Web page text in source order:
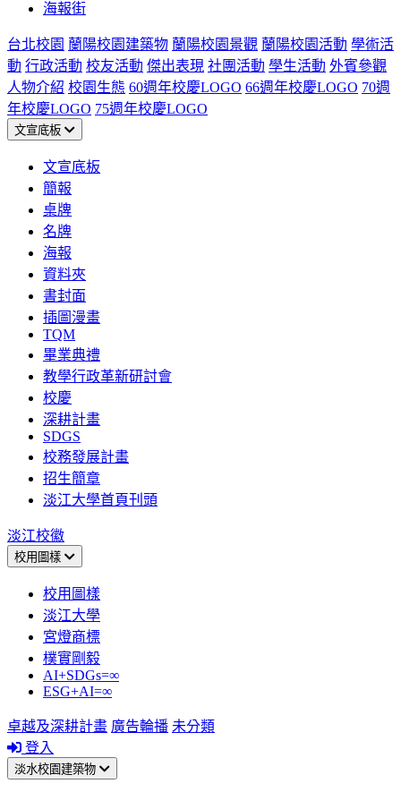
海報街
台北校園 蘭陽校園建築物 蘭陽校園景觀 蘭陽校園活動 學術活
動 行政活動 校友活動 傑出表現 社團活動 學生活動 外賓參觀
人物介紹 校園生態 60週年校慶LOGO 66週年校慶LOGO 70週
年校慶LOGO 75週年校慶LOGO
文宣底板
文宣底板
簡報
桌牌
名牌
海報
資料夾
書封面
插圖漫畫
TQM
畢業典禮
教學行政革新研討會
校慶
深耕計畫
SDGS
校務發展計畫
招生簡章
淡江大學首頁刊頭
淡江校徽
校用圖樣
校用圖樣
淡江大學
宮燈商標
樸實剛毅
AI+SDGs=∞
ESG+AI=∞
卓越及深耕計畫 廣告輪播 未分類
登入
淡水校園建築物